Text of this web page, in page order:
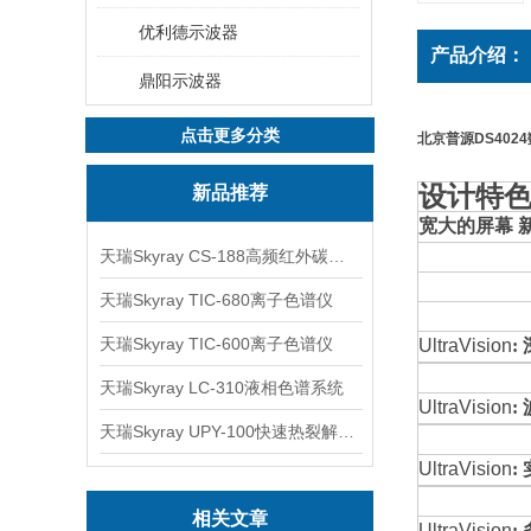
优利德示波器
鼎阳示波器
点击更多分类
新品推荐
天瑞Skyray TIC-680离子色谱仪
天瑞Skyray TIC-600离子色谱仪
天瑞Skyray LC-310液相色谱系统
相关文章
产品介绍：
北京普源DS4024
设计特色
宽大的屏幕
UltraVision:
UltraVision:
UltraVision: